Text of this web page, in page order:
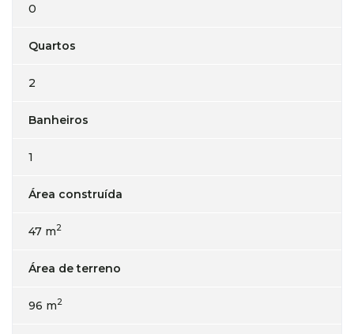
0
Quartos
2
Banheiros
1
Área construída
47 m2
Área de terreno
96 m2